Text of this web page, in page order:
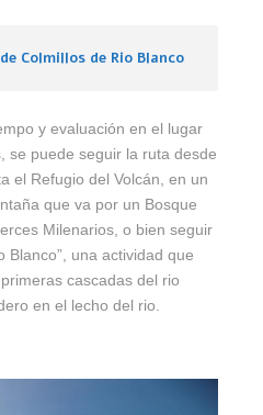
Colmillos de Rio Blanco
y evaluación en el lugar
se puede seguir la ruta desde
el Refugio del Volcán, en un
que va por un Bosque
Milenarios, o bien seguir
Blanco”, una actividad que
cascadas del rio
en el lecho del rio.